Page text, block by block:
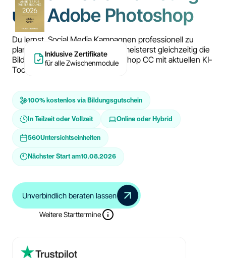
Inklusive Zertifikate
für alle Zwischenmodule
und Adobe Photoshop
Du lernst, Social Media Kampagnen professionell zu
planen und durchzuführen und meisterst gleichzeitig die
Bildbearbeitung in Adobe Photoshop CC mit aktuellen KI-
Tools.
100% kostenlos via Bildungsgutschein
In Teilzeit oder Vollzeit Online oder Hybrid
560Untersichtseinheiten
Nächster Start am10.08.2026
Unverbindlich beraten lassen
Weitere Starttermine